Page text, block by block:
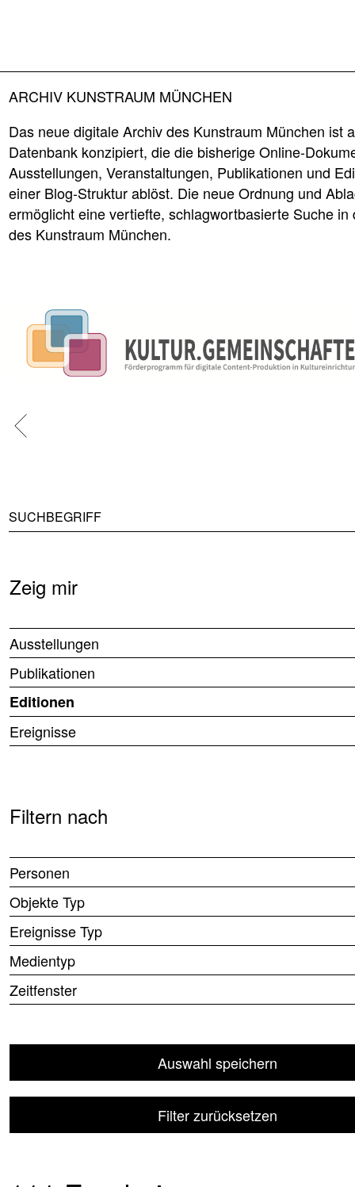
ARCHIV KUNSTRAUM MÜNCHEN
Das neue digitale Archiv des Kunstraum München ist
Datenbank konzipiert, die die bisherige Online-
Ausstellungen, Veranstaltungen, Publikationen und
einer Blog-Struktur ablöst. Die neue Ordnung und
ermöglicht eine vertiefte, schlagwortbasierte Suche in
des Kunstraum München.
Zeig mir
Ausstellungen
Publikationen
Editionen
Ereignisse
Filtern nach
Personen
Objekte Typ
Ereignisse Typ
Medientyp
Zeitfenster
Auswahl speichern
Filter zurücksetzen